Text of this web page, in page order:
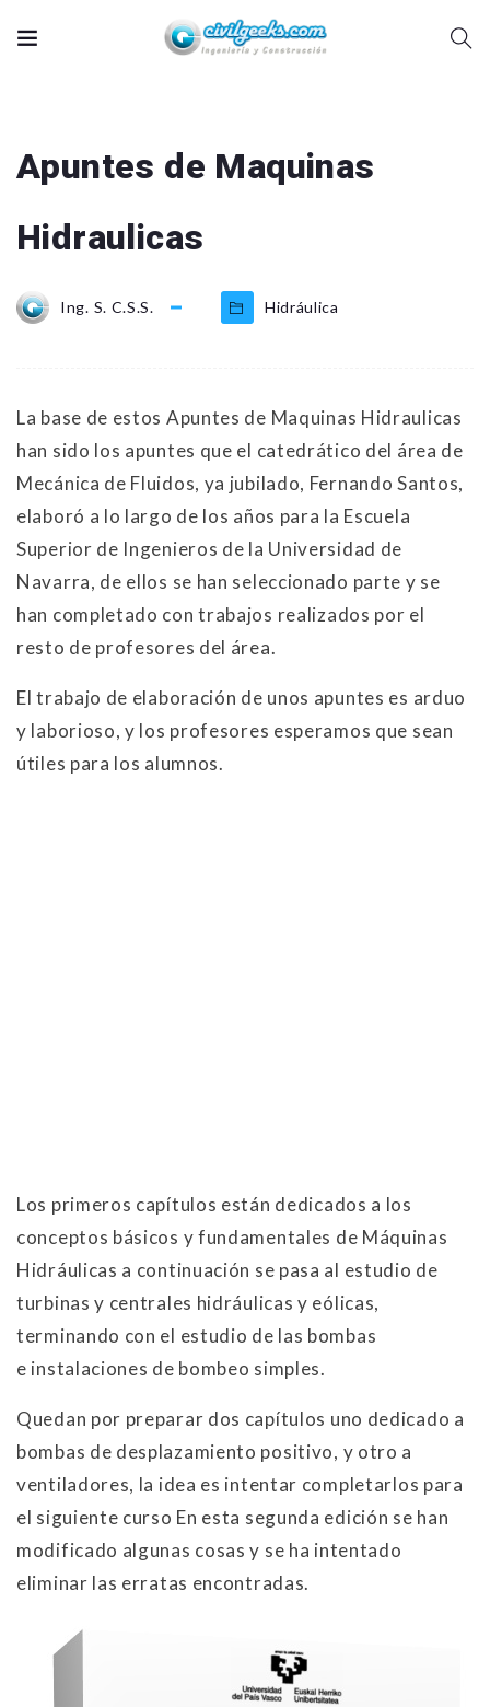
Apuntes de Maquinas
Hidraulicas
Ing. S. C.S.S. Hidráulica
La base de estos Apuntes de Maquinas Hidraulicas
han sido los apuntes que el catedrático del área de
Mecánica de Fluidos, ya jubilado, Fernando Santos,
elaboró a lo largo de los años para la Escuela
Superior de Ingenieros de la Universidad de
Navarra, de ellos se han seleccionado parte y se
han completado con trabajos realizados por el
resto de profesores del área.
El trabajo de elaboración de unos apuntes es arduo
y laborioso, y los profesores esperamos que sean
útiles para los alumnos.
Los primeros capítulos están dedicados a los
conceptos básicos y fundamentales de Máquinas
Hidráulicas a continuación se pasa al estudio de
turbinas y centrales hidráulicas y eólicas,
terminando con el estudio de las bombas
e instalaciones de bombeo simples.
Quedan por preparar dos capítulos uno dedicado a
bombas de desplazamiento positivo, y otro a
ventiladores, la idea es intentar completarlos para
el siguiente curso En esta segunda edición se han
modificado algunas cosas y se ha intentado
eliminar las erratas encontradas.